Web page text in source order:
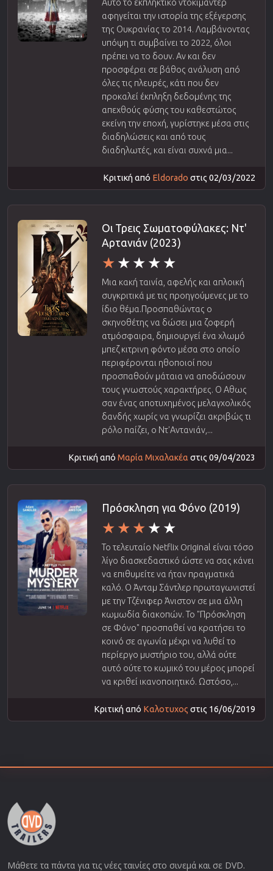
Αυτό το εκπληκτικό ντοκιμαντέρ
αφηγείται την ιστορία της εξέγερσης
της Ουκρανίας το 2014. Λαμβάνοντας
υπόψη τι συμβαίνει το 2022, όλοι
πρέπει να το δουν. Αν και δεν
προσφέρει σε βάθος ανάλυση από
όλες τις πλευρές, κάτι που δεν
προκαλεί έκπληξη δεδομένης της
απεχθούς φύσης του καθεστώτος
εκείνη την εποχή, γυρίστηκε μέσα στις
διαδηλώσεις και από τους
διαδηλωτές, και είναι συχνά μια...
Κριτική από Eldorado στις 02/03/2022
Οι Τρεις Σωματοφύλακες: Ντ'
Αρτανιάν (2023)
Μια κακή ταινία, αφελής και απλοική
συγκριτικά με τις προηγούμενες με το
ίδιο θέμα.Προσπαθώντας ο
σκηνοθέτης να δώσει μια ζοφερή
ατμόσφαιρα, δημιουργεί ένα χλωμό
μπεζ κιτρινη φόντο μέσα στο οποίο
περιφέρονται ηθοποιοί που
προσπαθούν μάταια να αποδώσουν
τους γνωστούς χαρακτήρες. Ο Αθως
σαν ένας αποτυχημένος μελαγχολικός
δανδής χωρίς να γνωρίζει ακριβώς τι
ρόλο παίζει, ο Ντ'Αντανιάν,...
Κριτική από Μαρία Μιχαλακέα στις 09/04/2023
Πρόσκληση για Φόνο (2019)
Το τελευταίο Netflix Original είναι τόσο
λίγο διασκεδαστικό ώστε να σας κάνει
να επιθυμείτε να ήταν πραγματικά
καλό. Ο Άνταμ Σάντλερ πρωταγωνιστεί
με την Τζένιφερ Άνιστον σε μια άλλη
κωμωδία διακοπών. Το "Πρόσκληση
σε Φόνο" προσπαθεί να κρατήσει το
κοινό σε αγωνία μέχρι να λυθεί το
περίεργο μυστήριο του, αλλά ούτε
αυτό ούτε το κωμικό του μέρος μπορεί
να κριθεί ικανοποιητικό. Ωστόσο,...
Κριτική από Καλοτυχος στις 16/06/2019
Μάθετε τα πάντα για τις νέες ταινίες στο σινεμά και σε DVD.